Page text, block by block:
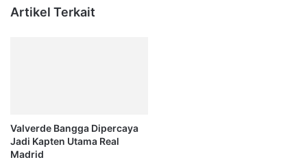
Artikel Terkait
Valverde Bangga Dipercaya
Jadi Kapten Utama Real
Madrid